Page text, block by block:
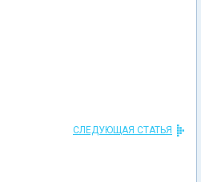
СЛЕДУЮЩАЯ СТАТЬЯ